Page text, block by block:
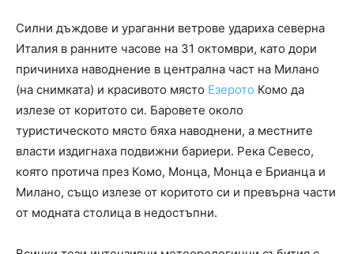
Силни дъждове и ураганни ветрове удариха северна
Италия в ранните часове на 31 октомври, като дори
причиниха наводнение в централна част на Милано
(на снимката) и красивото място Езерото Комо да
излезе от коритото си. Баровете около
туристическото място бяха наводнени, а местните
власти издигнаха подвижни бариери. Река Севесо,
която протича през Комо, Монца, Монца е Брианца и
Милано, също излезе от коритото си и превърна части
от модната столица в недостъпни.